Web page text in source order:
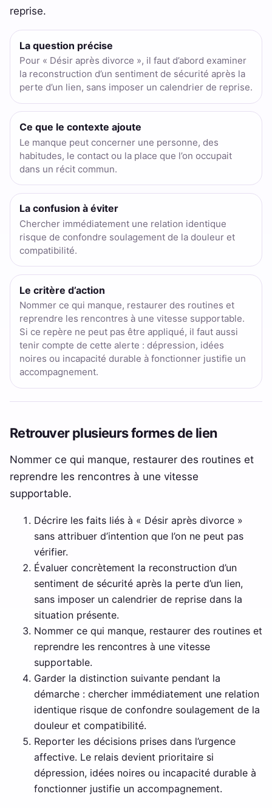
reprise.
La question précise
Pour « Désir après divorce », il faut d’abord examiner
la reconstruction d’un sentiment de sécurité après la
perte d’un lien, sans imposer un calendrier de reprise.
Ce que le contexte ajoute
Le manque peut concerner une personne, des
habitudes, le contact ou la place que l’on occupait
dans un récit commun.
La confusion à éviter
Chercher immédiatement une relation identique
risque de confondre soulagement de la douleur et
compatibilité.
Le critère d’action
Nommer ce qui manque, restaurer des routines et
reprendre les rencontres à une vitesse supportable.
Si ce repère ne peut pas être appliqué, il faut aussi
tenir compte de cette alerte : dépression, idées
noires ou incapacité durable à fonctionner justifie un
accompagnement.
Retrouver plusieurs formes de lien
Nommer ce qui manque, restaurer des routines et
reprendre les rencontres à une vitesse
supportable.
Décrire les faits liés à « Désir après divorce »
sans attribuer d’intention que l’on ne peut pas
vérifier.
Évaluer concrètement la reconstruction d’un
sentiment de sécurité après la perte d’un lien,
sans imposer un calendrier de reprise dans la
situation présente.
Nommer ce qui manque, restaurer des routines et
reprendre les rencontres à une vitesse
supportable.
Garder la distinction suivante pendant la
démarche : chercher immédiatement une relation
identique risque de confondre soulagement de la
douleur et compatibilité.
Reporter les décisions prises dans l’urgence
affective. Le relais devient prioritaire si
dépression, idées noires ou incapacité durable à
fonctionner justifie un accompagnement.